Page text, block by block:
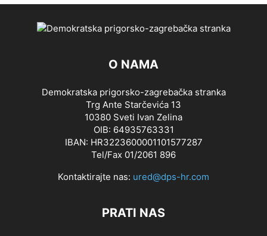
O NAMA
Demokratska prigorsko-zagrebačka stranka
Trg Ante Starčevića 13
10380 Sveti Ivan Zelina
OIB: 64935763331
IBAN: HR3223600001101577287
Tel/Fax 01/2061 896
Kontaktirajte nas: ured@dps-hr.com
PRATI NAS